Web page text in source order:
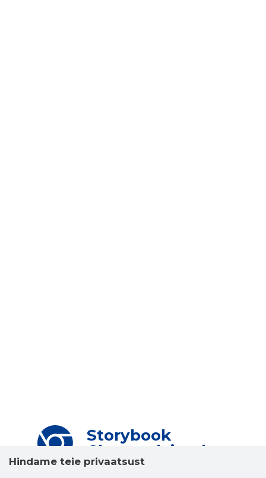
Storybook
Chrome laiendus
Hindame teie privaatsust